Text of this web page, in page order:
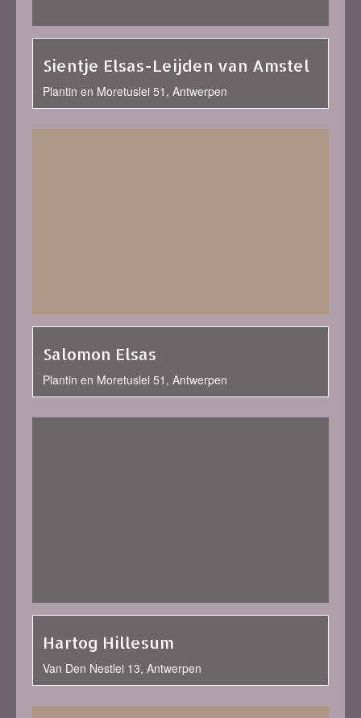
Sientje Elsas-Leijden van Amstel
Plantin en Moretuslei 51, Antwerpen
Salomon Elsas
Plantin en Moretuslei 51, Antwerpen
Hartog Hillesum
Van Den Nestlei 13, Antwerpen